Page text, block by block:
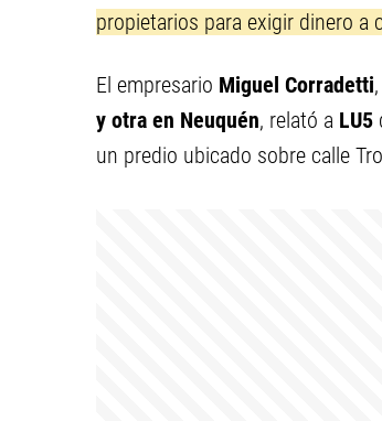
propietarios para exigir dinero a
El empresario Miguel Corradetti
y otra en Neuquén, relató a LU5
un predio ubicado sobre calle